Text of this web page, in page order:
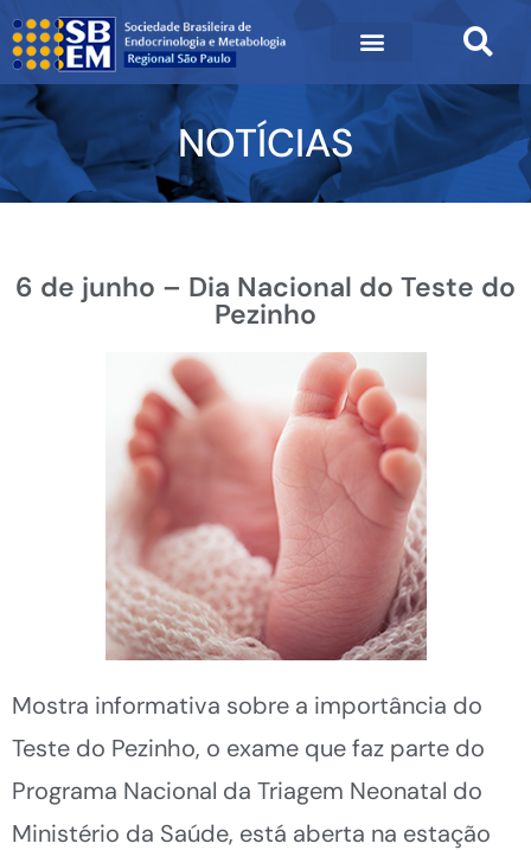
NOTÍCIAS
6 de junho – Dia Nacional do Teste do
Pezinho
Mostra informativa sobre a importância do
Teste do Pezinho, o exame que faz parte do
Programa Nacional da Triagem Neonatal do
Ministério da Saúde, está aberta na estação